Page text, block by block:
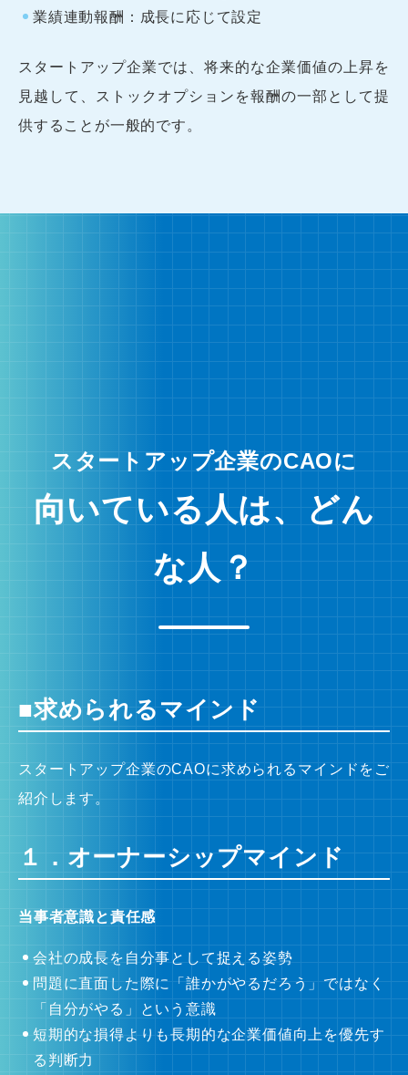
業績連動報酬：成長に応じて設定
スタートアップ企業では、将来的な企業価値の上昇を
見越して、ストックオプションを報酬の一部として提
供することが一般的です。
スタートアップ企業のCAOに
向いている人は、どん
な人？
■求められるマインド
スタートアップ企業のCAOに求められるマインドをご
紹介します。
１．オーナーシップマインド
当事者意識と責任感
会社の成長を自分事として捉える姿勢
問題に直面した際に「誰かがやるだろう」ではなく
「自分がやる」という意識
短期的な損得よりも長期的な企業価値向上を優先す
る判断力